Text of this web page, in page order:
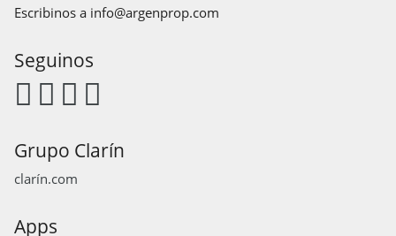
Escribinos a info@argenprop.com
Seguinos
Grupo Clarín
clarín.com
Apps